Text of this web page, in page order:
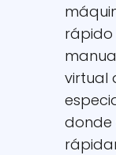
virtual
donde